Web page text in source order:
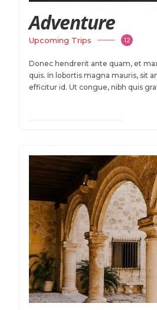
Adventure
Upcoming Trips 12
Donec hendrerit ante quam, et
quis. In lobortis magna mauris, sit
efficitur id. Ut congue, nibh quis
$ 1700 USD
Onwards